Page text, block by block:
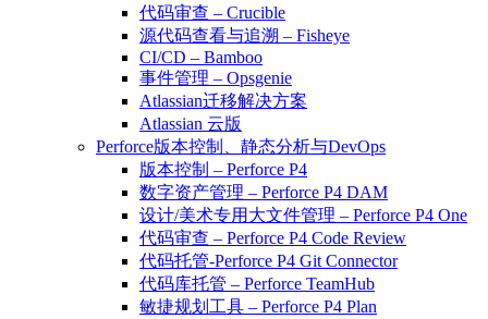
代码审查 – Crucible
源代码查看与追溯 – Fisheye
CI/CD – Bamboo
事件管理 – Opsgenie
Atlassian迁移解决方案
Atlassian 云版
Perforce版本控制、静态分析与DevOps
版本控制 – Perforce P4
数字资产管理 – Perforce P4 DAM
设计/美术专用大文件管理 – Perforce P4 One
代码审查 – Perforce P4 Code Review
代码托管-Perforce P4 Git Connector
代码库托管 – Perforce TeamHub
敏捷规划工具 – Perforce P4 Plan